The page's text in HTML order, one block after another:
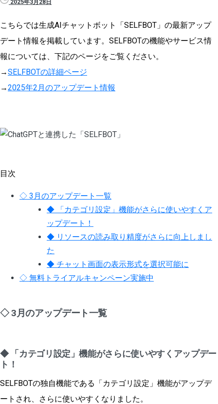
2025年3月28日
こちらでは生成AIチャットボット「SELFBOT」の最新アップ
デート情報を掲載しています。SELFBOTの機能やサービス情
報については、下記のページをご覧ください。
→SELFBOTの詳細ページ
→2025年2月のアップデート情報
目次
◇ 3月のアップデート一覧
◆ 「カテゴリ設定」機能がさらに使いやすくア
ップデート！
◆ リソースの読み取り精度がさらに向上しまし
た
◆ チャット画面の表示形式を選択可能に
◇ 無料トライアルキャンペーン実施中
◇ 3月のアップデート一覧
◆ 「カテゴリ設定」機能がさらに使いやすくアップデー
ト！
SELFBOTの独自機能である「カテゴリ設定」機能がアップデ
ートされ、さらに使いやすくなりました。